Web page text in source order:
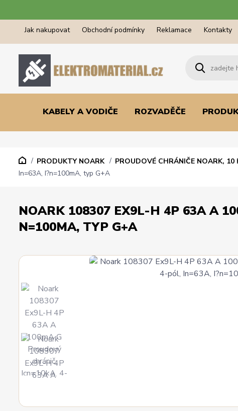
Jak nakupovat Obchodní podmínky Reklamace Kontakty
KABELY A VODIČE ROZVADĚČE
PRODUKTY NOARK PROUDOVÉ CHRÁNIČE NOARK, 10
In=63A, I?n=100mA, typ G+A
NOARK 108307 EX9L-H 4P 63A A
N=100MA, TYP G+A